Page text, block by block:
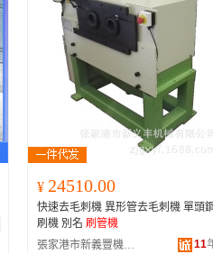
¥ 24510.00
快速去毛刺機 異形管去毛刺機 單頭
刷機 別名 刷管機
張家港市新義豐機械有限公司
11